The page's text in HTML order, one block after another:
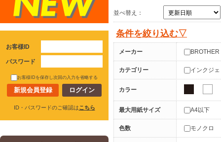
並べ替え：
条件を絞り込む▽
メーカー BROTHER
カテゴリー インクジ
カラー
最大用紙サイズ A4以下
色数 モノクロ
お客様ID
パスワード
お客様IDを保存し次回の入力を省略する
新規会員登録
ID・パスワードのご確認はこちら